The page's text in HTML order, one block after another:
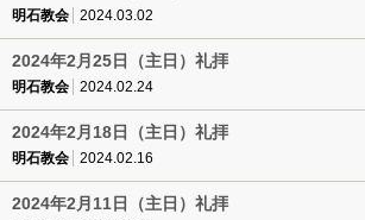
明石教会 2024.03.02
2024年2月25日（主日）礼拝
明石教会 2024.02.24
2024年2月18日（主日）礼拝
明石教会 2024.02.16
2024年2月11日（主日）礼拝